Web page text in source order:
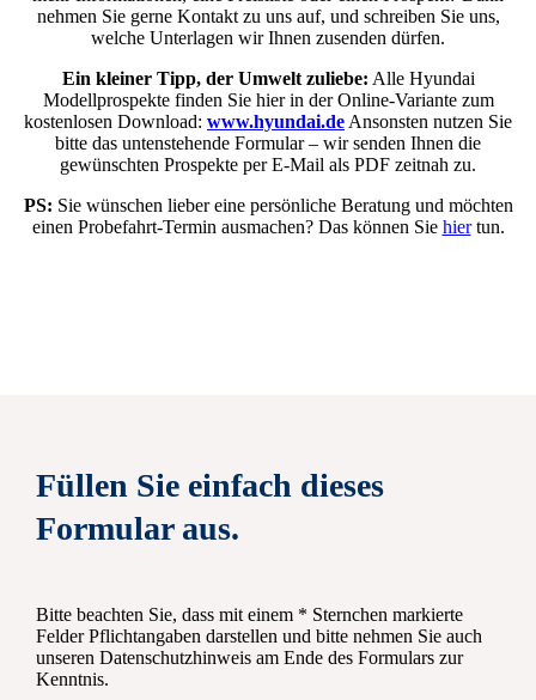
nehmen Sie gerne Kontakt zu uns auf, und schreiben Sie uns,
welche Unterlagen wir Ihnen zusenden dürfen.
Ein kleiner Tipp, der Umwelt zuliebe: Alle Hyundai
Modellprospekte finden Sie hier in der Online-Variante zum
kostenlosen Download: www.hyundai.de Ansonsten nutzen Sie
bitte das untenstehende Formular – wir senden Ihnen die
gewünschten Prospekte per E‑Mail als PDF zeitnah zu.
PS: Sie wünschen lieber eine persönliche Beratung und möchten
einen Probefahrt-Termin ausmachen? Das können Sie hiertun.
Füllen Sie einfach dieses
Formular aus.
Bitte beachten Sie, dass mit einem * Sternchen markierte
Felder Pflichtangaben darstellen und bitte nehmen Sie auch
unseren Datenschutzhinweis am Ende des Formulars zur
Kenntnis.